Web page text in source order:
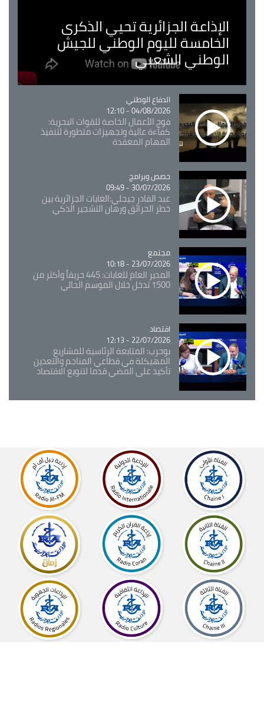
الإذاعة الجزائرية تحيي الذكرى
الخامسة لليوم الوطني للجيش
الوطني الشعبي
Catégorie
الدفاع الوطني
04/08/2026 - 12:10
فوج الأعمال الخاصة للقوات البحرية:
كفاءة عالية وتجهيزات متطورة لتنفيذ
المهام المعقدة
Catégorie
حصص وبرامج
30/07/2026 - 09:49
عبد القادر جيجلي:الغابات الجزائرية بين
خطر الحرائق ورهان التشجير الذكي
Catégorie
مجتمع
23/07/2026 - 10:18
المدير العام للغابات: 445 حريقاً وأكثر من
1500 تدخل خلال الموسم الحالي
Catégorie
اقتصاد
22/07/2026 - 12:13
بوحرب: المتابعة الرئاسية للمشاريع
المهيكلة في قطاعي المناجم والتعدين
تأكيد على المضي قدما لتنويع الاقتصاد